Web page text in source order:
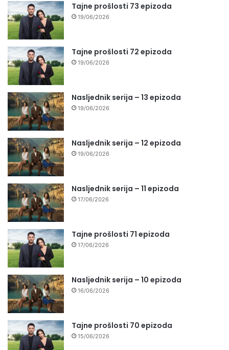
Tajne prošlosti 73 epizoda
19/06/2026
Tajne prošlosti 72 epizoda
19/06/2026
Nasljednik serija – 13 epizoda
19/06/2026
Nasljednik serija – 12 epizoda
19/06/2026
Nasljednik serija – 11 epizoda
17/06/2026
Tajne prošlosti 71 epizoda
17/06/2026
Nasljednik serija – 10 epizoda
16/06/2026
Tajne prošlosti 70 epizoda
15/06/2026